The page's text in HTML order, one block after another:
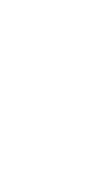
/ 5
The Late
/